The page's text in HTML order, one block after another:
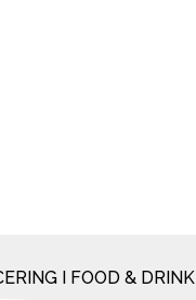
I FOOD & DRINK